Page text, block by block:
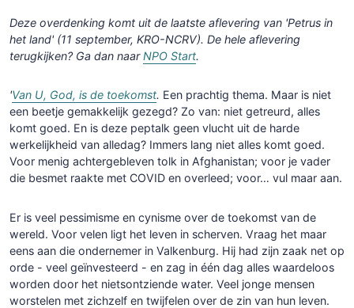
Deze overdenking komt uit de laatste aflevering van 'Petrus in
het land' (11 september, KRO-NCRV). De hele aflevering
terugkijken? Ga dan naar NPO Start.
'Van U, God, is de toekomst. Een prachtig thema. Maar is niet
een beetje gemakkelijk gezegd? Zo van: niet getreurd, alles
komt goed. En is deze peptalk geen vlucht uit de harde
werkelijkheid van alledag? Immers lang niet alles komt goed.
Voor menig achtergebleven tolk in Afghanistan; voor je vader
die besmet raakte met COVID en overleed; voor… vul maar aan.
Er is veel pessimisme en cynisme over de toekomst van de
wereld. Voor velen ligt het leven in scherven. Vraag het maar
eens aan die ondernemer in Valkenburg. Hij had zijn zaak net op
orde - veel geïnvesteerd - en zag in één dag alles waardeloos
worden door het nietsontziende water. Veel jonge mensen
worstelen met zichzelf en twijfelen over de zin van hun leven.